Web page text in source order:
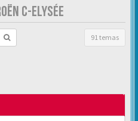
C-ELYSÉE
91 temas